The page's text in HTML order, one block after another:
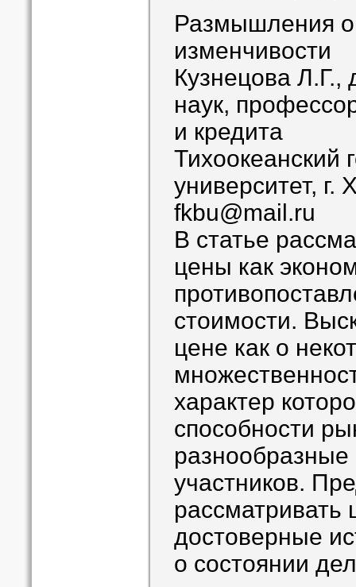
Размышления
изменчивости
Кузнецова Л.Г.,
наук,
и кредита
Тихоокеанский
университет, г.
fkbu@mail.ru
В статье
цены как
стоимости.
цене как о
характер
способности
разнообразные
участников.
рассматривать
достоверные
о состоянии